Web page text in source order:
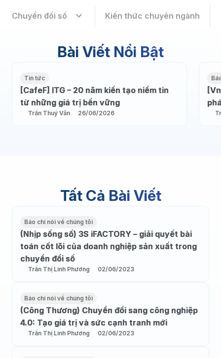
Chuyển đổi số Kiến thức chuyên ngành
Bài Viết Nổi Bật
Tin tức
[CafeF] ITG – 20 năm kiến tạo niềm tin
từ những giá trị bền vững
Trần Thuý Vân 26/06/2026
Tất Cả Bài Viết
Báo chí nói về chúng tôi
(Nhịp sống số) 3S iFACTORY – giải quyết bài
toán cốt lõi của doanh nghiệp sản xuất trong
chuyển đổi số
Trần Thị Linh Phương 02/06/2023
Báo chí nói về chúng tôi
(Công Thương) Chuyển đổi sang công nghiệp
4.0: Tạo giá trị và sức cạnh tranh mới
Trần Thị Linh Phương 02/06/2023